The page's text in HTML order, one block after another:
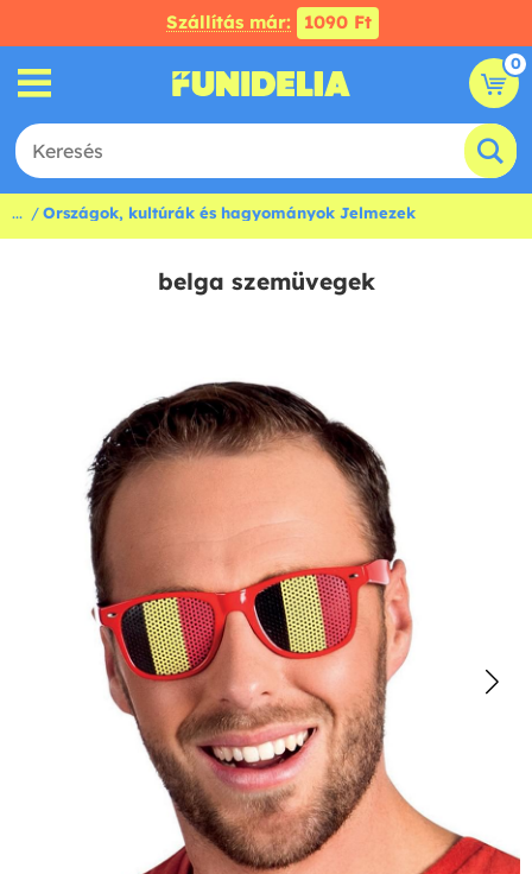
Szállítás már: 1090 Ft
0
... Országok, kultúrák és hagyományok Jelmezek
belga szemüvegek